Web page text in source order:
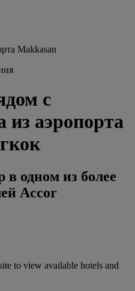
Makkasan
с
из аэропорта
в одном из более
Accor
to view available hotels and